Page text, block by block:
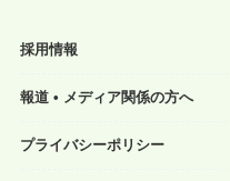
採用情報
報道 • メディア関係の方へ
プライバシーポリシー